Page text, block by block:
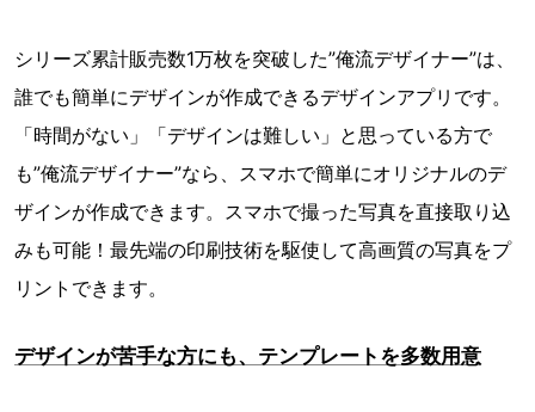
シリーズ累計販売数1万枚を突破した”俺流デザイナー”は、
誰でも簡単にデザインが作成できるデザインアプリです。
「時間がない」「デザインは難しい」と思っている方で
も”俺流デザイナー”なら、スマホで簡単にオリジナルのデ
ザインが作成できます。スマホで撮った写真を直接取り込
みも可能！最先端の印刷技術を駆使して高画質の写真をプ
リントできます。
デザインが苦手な方にも、テンプレートを多数用意